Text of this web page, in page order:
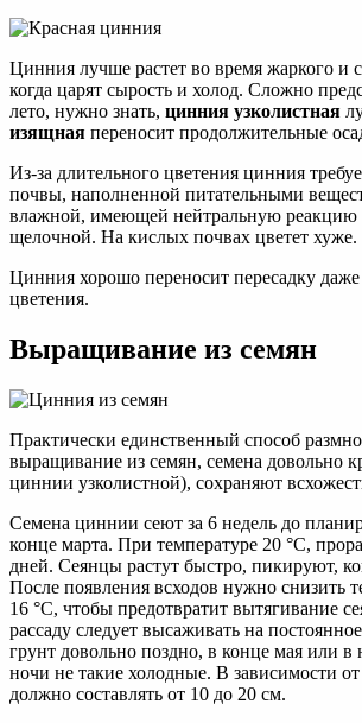
Цинния лучше растет во время жаркого и
когда царят сырость и холод. Сложно
лето, нужно знать, цинния узколистная
изящная переносит продолжительные
Из-за длительного цветения цинния
почвы, наполненной питательными
влажной, имеющей нейтральную реакцию
щелочной. На кислых почвах цветет хуже.
Цинния хорошо переносит пересадку
цветения.
Выращивание из семян
Практически единственный способ
выращивание из семян, семена довольно
циннии узколистной), сохраняют
Семена циннии сеют за 6 недель до
конце марта. При температуре 20 °C,
дней. Сеянцы растут быстро, пикируют,
После появления всходов нужно снизить
16 °C, чтобы предотвратит вытягивание
рассаду следует высаживать на
грунт довольно поздно, в конце мая или в
ночи не такие холодные. В зависимости от
должно составлять от 10 до 20 см.